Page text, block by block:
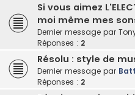
Si vous aimez
moi même mes
Dernier message par
Réponses : 2
Résolu : style de
Dernier message par
Réponses : 2